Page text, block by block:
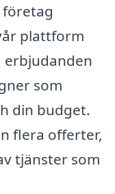
plattform
erbjudanden
som
din budget.
flera offerter,
tjänster som